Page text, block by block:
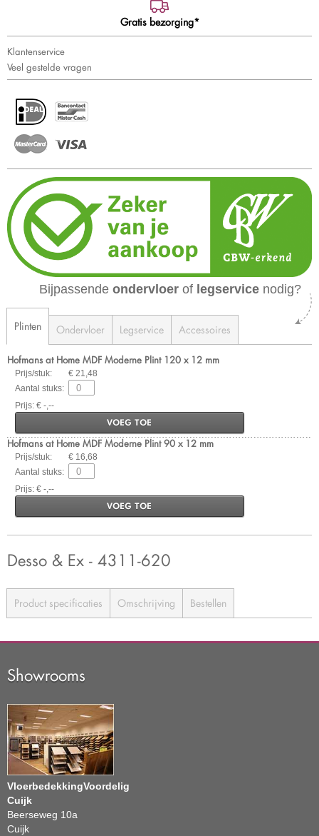
Gratis bezorging*
Klantenservice
Veel gestelde vragen
Bijpassende ondervloer of legservice nodig?
Plinten Ondervloer Legservice Accessoires
Hofmans at Home MDF Moderne Plint 120 x 12 mm
Prijs/stuk:
€ 21,48
Aantal stuks:
Prijs: € -,--
VOEG TOE
Hofmans at Home MDF Moderne Plint 90 x 12 mm
Prijs/stuk:
€ 16,68
Aantal stuks:
Prijs: € -,--
VOEG TOE
Desso & Ex - 4311-620
Product specificaties Omschrijving Bestellen
Showrooms
VloerbedekkingVoordelig
Cuijk
Beerseweg 10a
Cuijk